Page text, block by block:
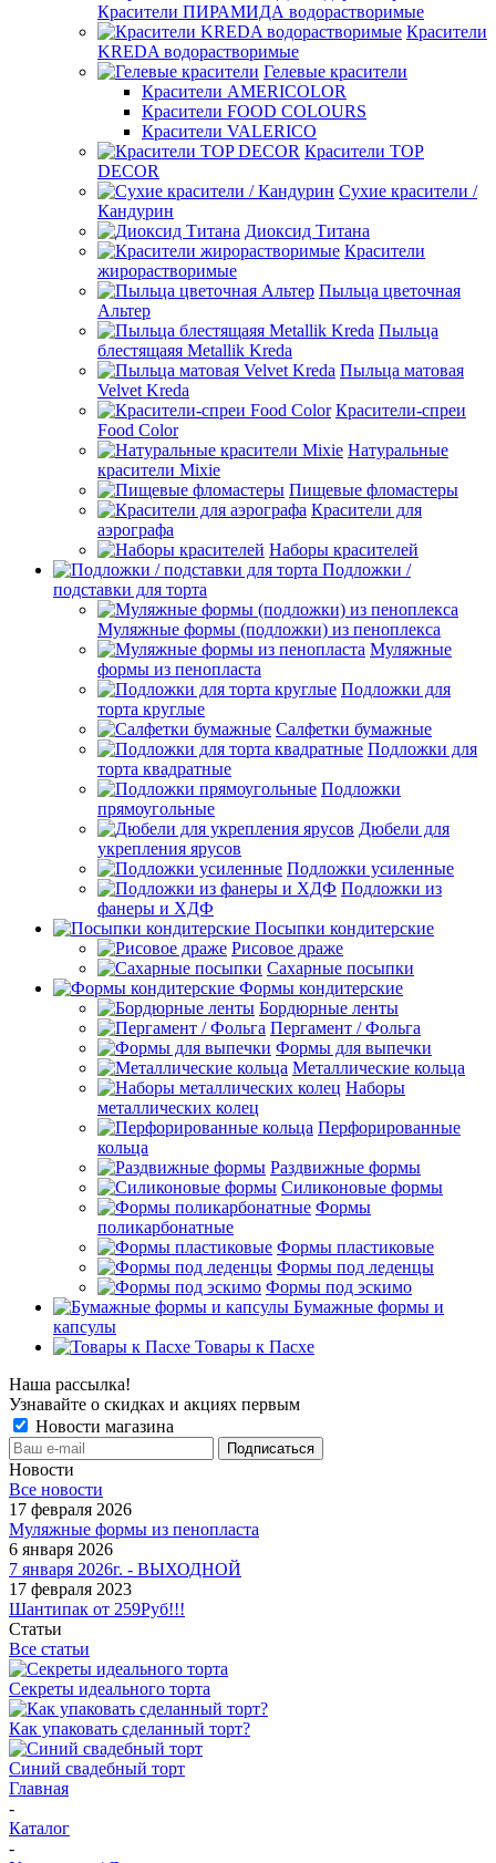
Красители ПИРАМИДА водорастворимые
Красители
KREDA водорастворимые
Гелевые красители
Красители AMERICOLOR
Красители FOOD COLOURS
Красители VALERICO
Красители TOP
DECOR
Сухие красители /
Кандурин
Диоксид Титана
Красители
жирорастворимые
Пыльца цветочная
Альтер
Пыльца
блестящаяя Metallik Kreda
Пыльца матовая
Velvet Kreda
Красители-спреи
Food Color
Натуральные
красители Mixie
Пищевые фломастеры
Красители для
аэрографа
Наборы красителей
Подложки /
подставки для торта
Муляжные формы (подложки) из пеноплекса
Муляжные
формы из пенопласта
Подложки для
торта круглые
Салфетки бумажные
Подложки для
торта квадратные
Подложки
прямоугольные
Дюбели для
укрепления ярусов
Подложки усиленные
Подложки из
фанеры и ХДФ
Посыпки кондитерские
Рисовое драже
Сахарные посыпки
Формы кондитерские
Бордюрные ленты
Пергамент / Фольга
Формы для выпечки
Металлические кольца
Наборы
металлических колец
Перфорированные
кольца
Раздвижные формы
Силиконовые формы
Формы
поликарбонатные
Формы пластиковые
Формы под леденцы
Формы под эскимо
Бумажные формы и
капсулы
Товары к Пасхе
Наша рассылка!
Узнавайте о скидках и акциях первым
Новости магазина
Новости
Все новости
17 февраля 2026
Муляжные формы из пенопласта
6 января 2026
7 января 2026г. - ВЫХОДНОЙ
17 февраля 2023
Шантипак от 259Руб!!!
Статьи
Все статьи
Секреты идеального торта
Как упаковать сделанный торт?
Синий свадебный торт
Главная
-
Каталог
-